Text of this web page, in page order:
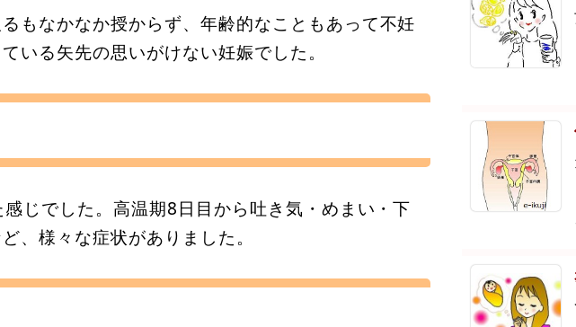
もなかなか授からず、年齢的なこともあって不妊
いる矢先の思いがけない妊娠でした。
じでした。高温期8日目から吐き気・めまい・下
、様々な症状がありました。